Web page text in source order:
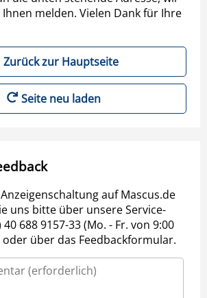
melden. Vielen Dank für Ihre
Zurück zur Hauptseite
Seite neu laden
auf Mascus.de
uns bitte über unsere Service-
688 9157-33 (Mo. - Fr. von 9:00
oder über das Feedbackformular.